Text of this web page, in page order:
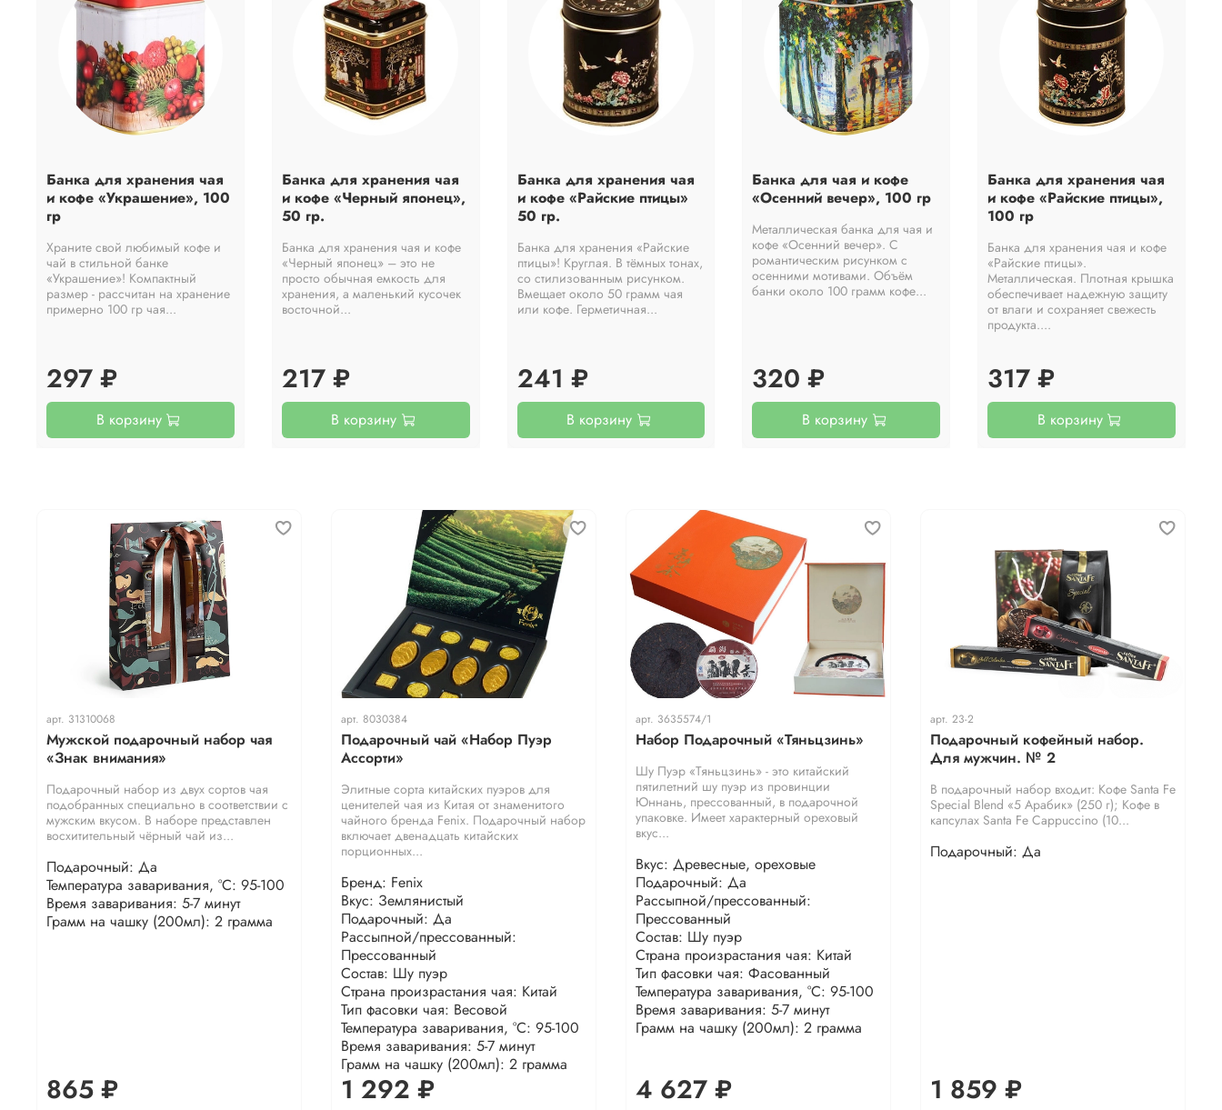
Банка для хранения чая
и кофе «Украшение», 100
гр
Храните свой любимый кофе и
чай в стильной банке
«Украшение»! Компактный
размер - рассчитан на хранение
примерно 100 гр чая...
297 ₽
В корзину
Банка для хранения чая
и кофе «Черный японец»,
50 гр.
Банка для хранения чая и кофе
«Черный японец» – это не
просто обычная емкость для
хранения, а маленький кусочек
восточной...
217 ₽
В корзину
Банка для хранения чая
и кофе «Райские птицы»
50 гр.
Банка для хранения «Райские
птицы»! Круглая. В тёмных тонах,
со стилизованным рисунком.
Вмещает около 50 грамм чая
или кофе. Герметичная...
241 ₽
В корзину
Банка для чая и кофе
«Осенний вечер», 100 гр
Металлическая банка для чая и
кофе «Осенний вечер». С
романтическим рисунком с
осенними мотивами. Объём
банки около 100 грамм кофе...
320 ₽
В корзину
Банка для хранения чая
и кофе «Райские птицы»,
100 гр
Банка для хранения чая и кофе
«Райские птицы».
Металлическая. Плотная крышка
обеспечивает надежную защиту
от влаги и сохраняет свежесть
продукта....
317 ₽
В корзину
арт. 31310068
Мужской подарочный набор чая
«Знак внимания»
Подарочный набор из двух сортов чая
подобранных специально в соответствии с
мужским вкусом. В наборе представлен
восхитительный чёрный чай из...
Подарочный: Да
Температура заваривания, °С: 95-100
Время заваривания: 5-7 минут
Грамм на чашку (200мл): 2 грамма
865 ₽
арт. 8030384
Подарочный чай «Набор Пуэр
Ассорти»
Элитные сорта китайских пуэров для
ценителей чая из Китая от знаменитого
чайного бренда Fenix. Подарочный набор
включает двенадцать китайских
порционных...
Бренд: Fenix
Вкус: Землянистый
Подарочный: Да
Рассыпной/прессованный:
Прессованный
Состав: Шу пуэр
Страна произрастания чая: Китай
Тип фасовки чая: Весовой
Температура заваривания, °С: 95-100
Время заваривания: 5-7 минут
Грамм на чашку (200мл): 2 грамма
1 292 ₽
арт. 3635574/1
Набор Подарочный «Тяньцзинь»
Шу Пуэр «Тяньцзинь» - это китайский
пятилетний шу пуэр из провинции
Юннань, прессованный, в подарочной
упаковке. Имеет характерный ореховый
вкус...
Вкус: Древесные, ореховые
Подарочный: Да
Рассыпной/прессованный:
Прессованный
Состав: Шу пуэр
Страна произрастания чая: Китай
Тип фасовки чая: Фасованный
Температура заваривания, °С: 95-100
Время заваривания: 5-7 минут
Грамм на чашку (200мл): 2 грамма
4 627 ₽
арт. 23-2
Подарочный кофейный набор.
Для мужчин. № 2
В подарочный набор входит: Кофе Santa Fe
Special Blend «5 Арабик» (250 г); Кофе в
капсулах Santa Fe Cappuccino (10...
Подарочный: Да
1 859 ₽